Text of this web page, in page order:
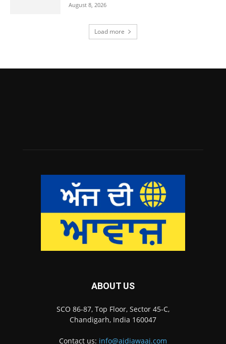
August 8, 2026
Load more
ABOUT US
SCO 86-87, Top Floor, Sector 45-C,
Chandigarh, India 160047
Contact us: info@ajdiawaaj.com